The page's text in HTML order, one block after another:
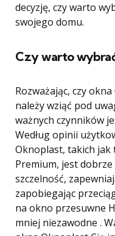
decyzję, czy warto
swojego domu.
Czy warto
Rozważając, czy
należy wziąć pod
ważnych czynników
Według opinii
Oknoplast, takich jak
Premium, jest
szczelność,
zapobiegając
na okno przesuwne
mniej niezawodne .